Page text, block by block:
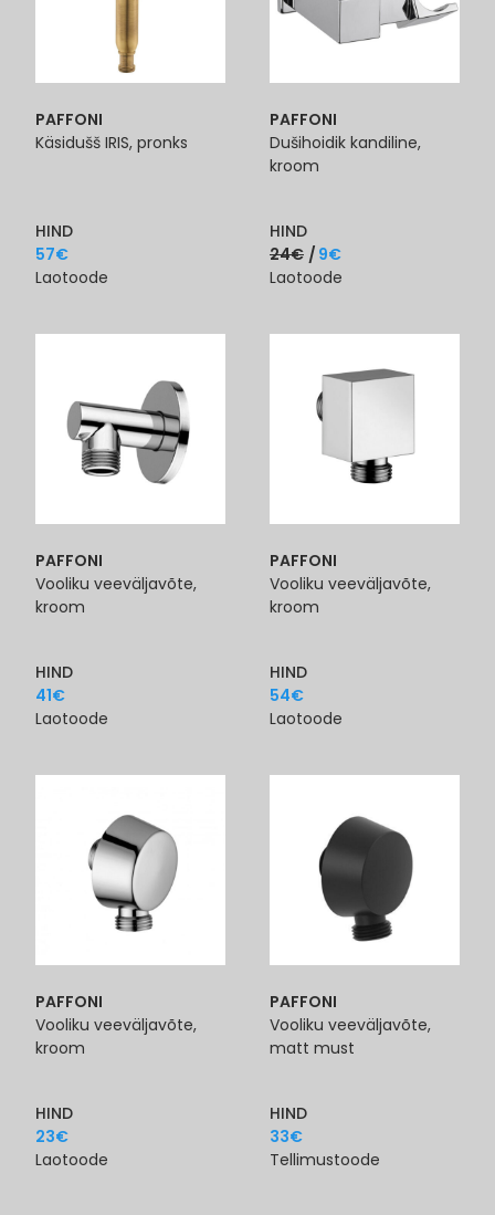
PAFFONI
Käsidušš IRIS, pronks
HIND
57€
Laotoode
PAFFONI
Dušihoidik kandiline,
kroom
HIND
24€ 9€
Laotoode
PAFFONI
Vooliku veeväljavõte,
kroom
HIND
41€
Laotoode
PAFFONI
Vooliku veeväljavõte,
kroom
HIND
54€
Laotoode
PAFFONI
Vooliku veeväljavõte,
kroom
HIND
23€
Laotoode
PAFFONI
Vooliku veeväljavõte,
matt must
HIND
33€
Tellimustoode